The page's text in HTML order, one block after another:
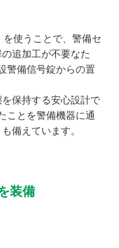
使うことで、警備セ
追加工が不要なた
警備信号錠からの置
保持する安心設計で
ことを警備機器に通
備えています。
装備